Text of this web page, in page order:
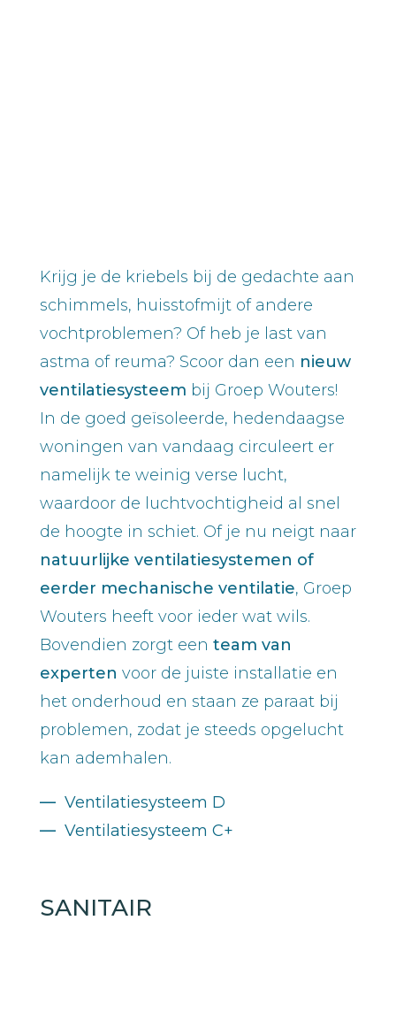
Krijg je de kriebels bij de gedachte aan
schimmels, huisstofmijt of andere
vochtproblemen? Of heb je last van
astma of reuma? Scoor dan een nieuw
ventilatiesysteem bij Groep Wouters!
In de goed geïsoleerde, hedendaagse
woningen van vandaag circuleert er
namelijk te weinig verse lucht,
waardoor de luchtvochtigheid al snel
de hoogte in schiet. Of je nu neigt naar
natuurlijke ventilatiesystemen of
eerder mechanische ventilatie, Groep
Wouters heeft voor ieder wat wils.
Bovendien zorgt een team van
experten voor de juiste installatie en
het onderhoud en staan ze paraat bij
problemen, zodat je steeds opgelucht
kan ademhalen.
— Ventilatiesysteem D
— Ventilatiesysteem C+
SANITAIR